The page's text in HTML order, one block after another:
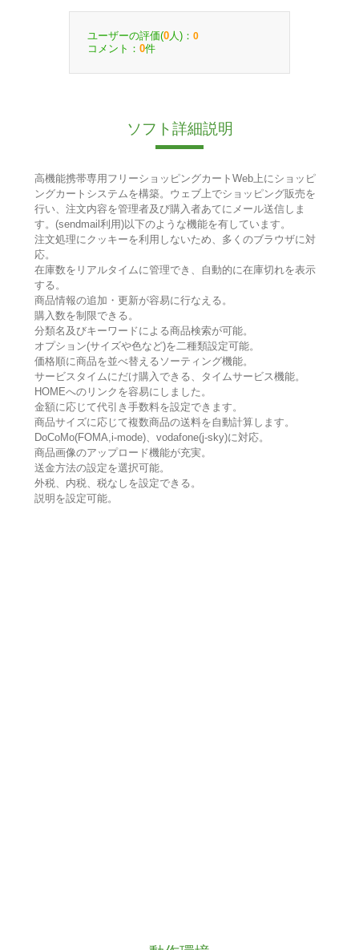
ユーザーの評価(0 人)： 0
コメント： 0件
ソフト詳細説明
高機能携帯専用フリーショッピングカートWeb上にショッピ
ングカートシステムを構築。ウェブ上でショッピング販売を
行い、注文内容を管理者及び購入者あてにメール送信しま
す。(sendmail利用)以下のような機能を有しています。
注文処理にクッキーを利用しないため、多くのブラウザに対
応。
在庫数をリアルタイムに管理でき、自動的に在庫切れを表示
する。
商品情報の追加・更新が容易に行なえる。
購入数を制限できる。
分類名及びキーワードによる商品検索が可能。
オプション(サイズや色など)を二種類設定可能。
価格順に商品を並べ替えるソーティング機能。
サービスタイムにだけ購入できる、タイムサービス機能。
HOMEへのリンクを容易にしました。
金額に応じて代引き手数料を設定できます。
商品サイズに応じて複数商品の送料を自動計算します。
DoCoMo(FOMA,i-mode)、vodafone(j-sky)に対応。
商品画像のアップロード機能が充実。
送金方法の設定を選択可能。
外税、内税、税なしを設定できる。
説明を設定可能。